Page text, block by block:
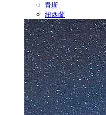
青斯
紐西蘭